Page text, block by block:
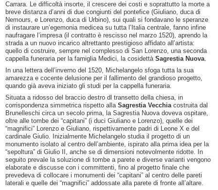
Carrara. Le difficoltà insorte, il crescere dei costi e soprattutto la morte a
breve distanza d’anni di due congiunti del pontefice (Giuliano, duca di
Nemours, e Lorenzo, duca di Urbino), sui quali si fondavano le speranze
di instaurare un’egemonia medicea su tutta l’Italia centrale, fanno infine
naufragare l’impresa (il contratto è rescisso nel marzo 1520), aprendo la
strada a un nuovo incarico altrettanto prestigioso affidato all’artista:
quello di costruire, sempre nel complesso di San Lorenzo, una seconda
cappella funeraria per la famiglia Medici, la cosidettàSagrestia Nuova
In una lettera dell’inverno del 1520, Michelangelo sfoga tutta la sua
amarezza e cocente delusione per il fallimento del grandioso progetto,
quando già aveva iniziato gli studi per la cappella funeraria.
Situata a ridosso del braccio destro dl transetto della chiesa, in
corrispondenza simmetrica rispetto allaSagrestia Vecchia costruita dal
Brunelleschi circa un secolo prima, la Sagrestia Nuova doveva ospitare,
oltre alle tombe dei “capitani” (i duci Giuliano e Lorenzo), quelle dei
“magnifici” Lorenzo e Giuliano, rispettivamente padri di Leone X e del
cardinale Giulio. Inizialmente Michelangelo studia il progetto di un
monumento isolato al centro dell’ambiente, ispirato alla prima idea per la
“sepoltura” di Giulio II, anche se di dimensioni notevolmente ridotte. In
seguito prevale la soluzione di tombe a parete e diverse varianti vengono
elaborate e discusse con i committenti, fino al progetto finale che
prevedeva di collocare i monumenti dei “capitani” al centro delle pareti
laterali e quelle dei “magnifici” addossate alla parete di fronte all’altare.